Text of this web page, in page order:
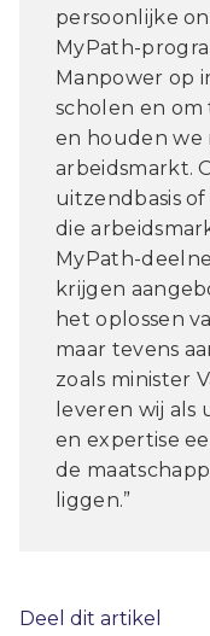
persoonlijke
MyPath-
Manpower op
scholen en om
en houden we
arbeidsmarkt.
uitzendbasis
die
MyPath-
krijgen
het oplossen
maar tevens
zoals minister
leveren wij
en expertise
de
liggen.”
Deel dit artikel